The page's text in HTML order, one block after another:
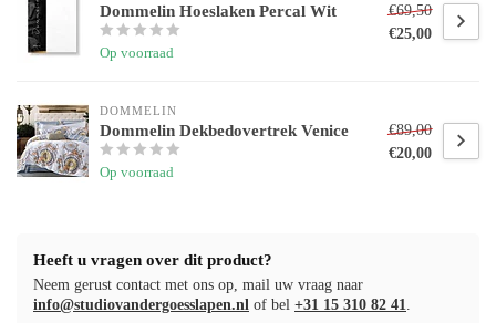
Dommelin Hoeslaken Percal Wit
Op voorraad
€69,50
€25,00
DOMMELIN
Dommelin Dekbedovertrek Venice
Op voorraad
€89,00
€20,00
Heeft u vragen over dit product?
Neem gerust contact met ons op, mail uw vraag naar
info@studiovandergoesslapen.nl of bel +31 15 310 82 41.